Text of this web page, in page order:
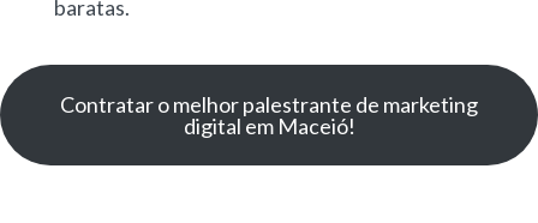
baratas.
Contratar o melhor palestrante de marketing
digital em Maceió!